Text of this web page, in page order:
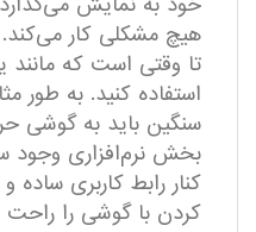
هیچ مشکلی کار
تا وقتی است که
استفاده کنید. به طور
سنگین باید به گوشی
کنار رابط کاربری
کردن با گوشی را